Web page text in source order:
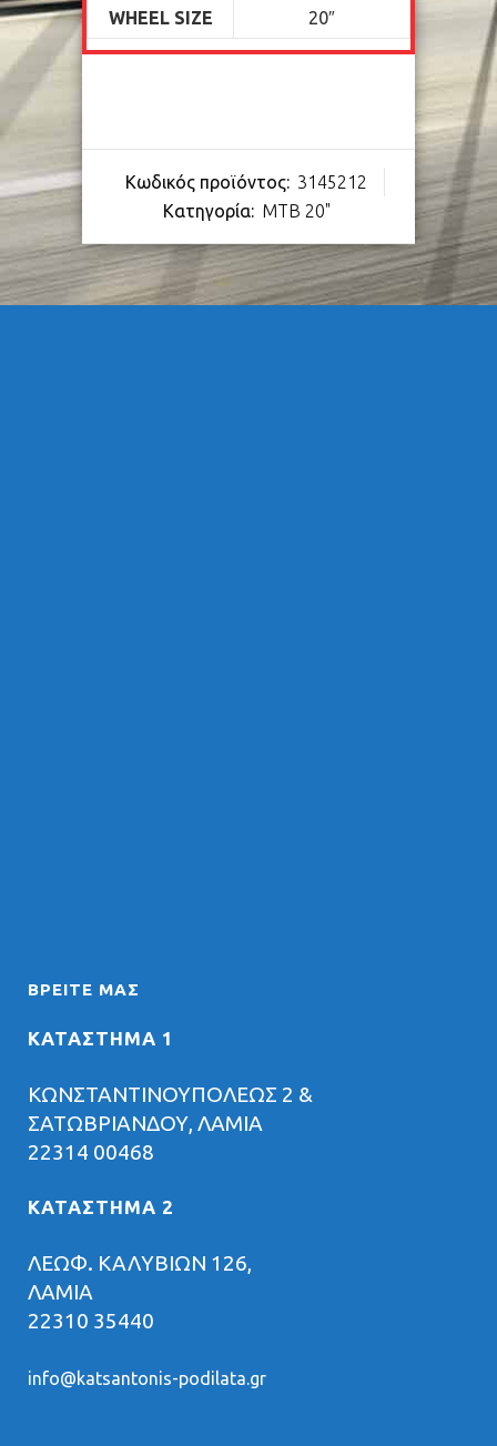
WHEEL SIZE 20″
Κωδικός προϊόντος: 3145212
Κατηγορία: MTB 20"
ΒΡΕΊΤΕ ΜΑΣ
ΚΑΤΑΣΤΗΜΑ 1
ΚΩΝΣΤΑΝΤΙΝΟΥΠΟΛΕΩΣ 2 &
ΣΑΤΩΒΡΙΑΝΔΟΥ, ΛΑΜΙΑ
22314 00468
ΚΑΤΑΣΤΗΜΑ 2
ΛΕΩΦ. ΚΑΛΥΒΙΩΝ 126,
ΛΑΜΙΑ
22310 35440
info@katsantonis-podilata.gr